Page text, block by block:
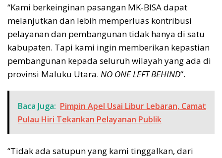
“Kami berkeinginan pasangan MK-BISA dapat
melanjutkan dan lebih memperluas kontribusi
pelayanan dan pembangunan tidak hanya di satu
kabupaten. Tapi kami ingin memberikan kepastian
pembangunan kepada seluruh wilayah yang ada di
provinsi Maluku Utara. NO ONE LEFT BEHIND“.
Baca Juga: Pimpin Apel Usai Libur Lebaran, Camat
Pulau Hiri Tekankan Pelayanan Publik
“Tidak ada satupun yang kami tinggalkan, dari